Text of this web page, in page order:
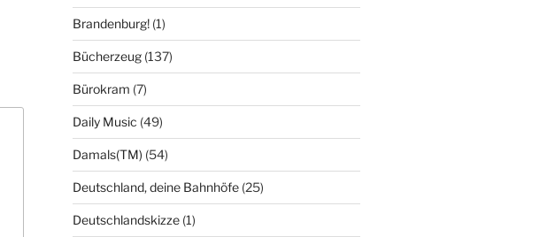
Brandenburg!(1)
Bücherzeug(137)
Bürokram (7)
Daily Music (49)
Damals(TM) (54)
Deutschland, deine Bahnhöfe(25)
Deutschlandskizze(1)